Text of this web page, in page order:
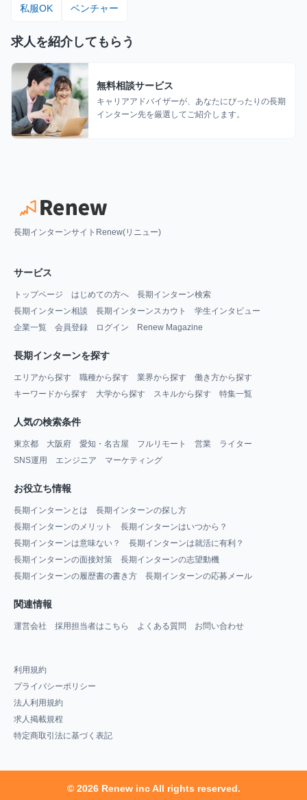
私服OK ベンチャー
求人を紹介してもらう
無料相談サービス
キャリアアドバイザーが、あなたにぴったりの長期
インターン先を厳選してご紹介します。
長期インターンサイトRenew(リニュー)
サービス
トップページ はじめての方へ
長期インターン検索
長期インターン相談
長期インターンスカウト
学生インタビュー
企業一覧
会員登録 ログイン Renew Magazine
長期インターンを探す
エリアから探す 職種から探す 業界から探す
働き方から探す
キーワードから探す
大学から探す スキルから探す 特集一覧
人気の検索条件
東京都 大阪府 愛知・名古屋 フルリモート 営業
ライター
SNS運用
エンジニア マーケティング
お役立ち情報
長期インターンとは
長期インターンの探し方
長期インターンのメリット
長期インターンはいつから？
長期インターンは意味ない？
長期インターンは就活に有利？
長期インターンの面接対策
長期インターンの志望動機
長期インターンの履歴書の書き方
長期インターンの応募メール
関連情報
運営会社 採用担当者はこちら よくある質問 お問い合わせ
利用規約
プライバシーポリシー
法人利用規約
求人掲載規程
特定商取引法に基づく表記
© 2026 Renew inc All rights reserved.